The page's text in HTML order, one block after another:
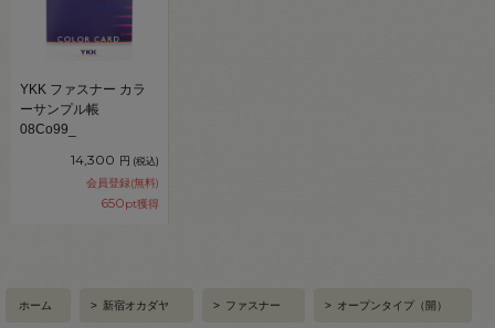
YKK ファスナー カラ
ーサンプル帳
08Co99_
14,300 円 (税込)
会員登録(無料)
650pt獲得
ホーム > 新宿オカダヤ > ファスナー > オープンタイプ（開）